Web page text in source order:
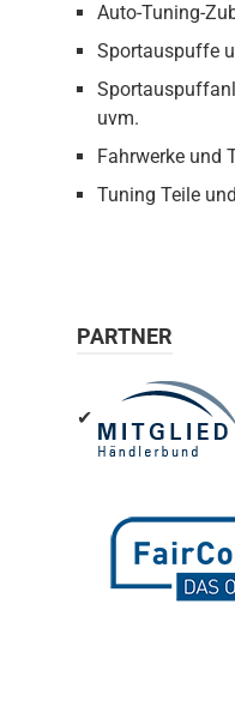
Auto-Tuning-
Sportauspuffe
uvm.
Fahrwerke und
Tuning Teile
PARTNER
✔